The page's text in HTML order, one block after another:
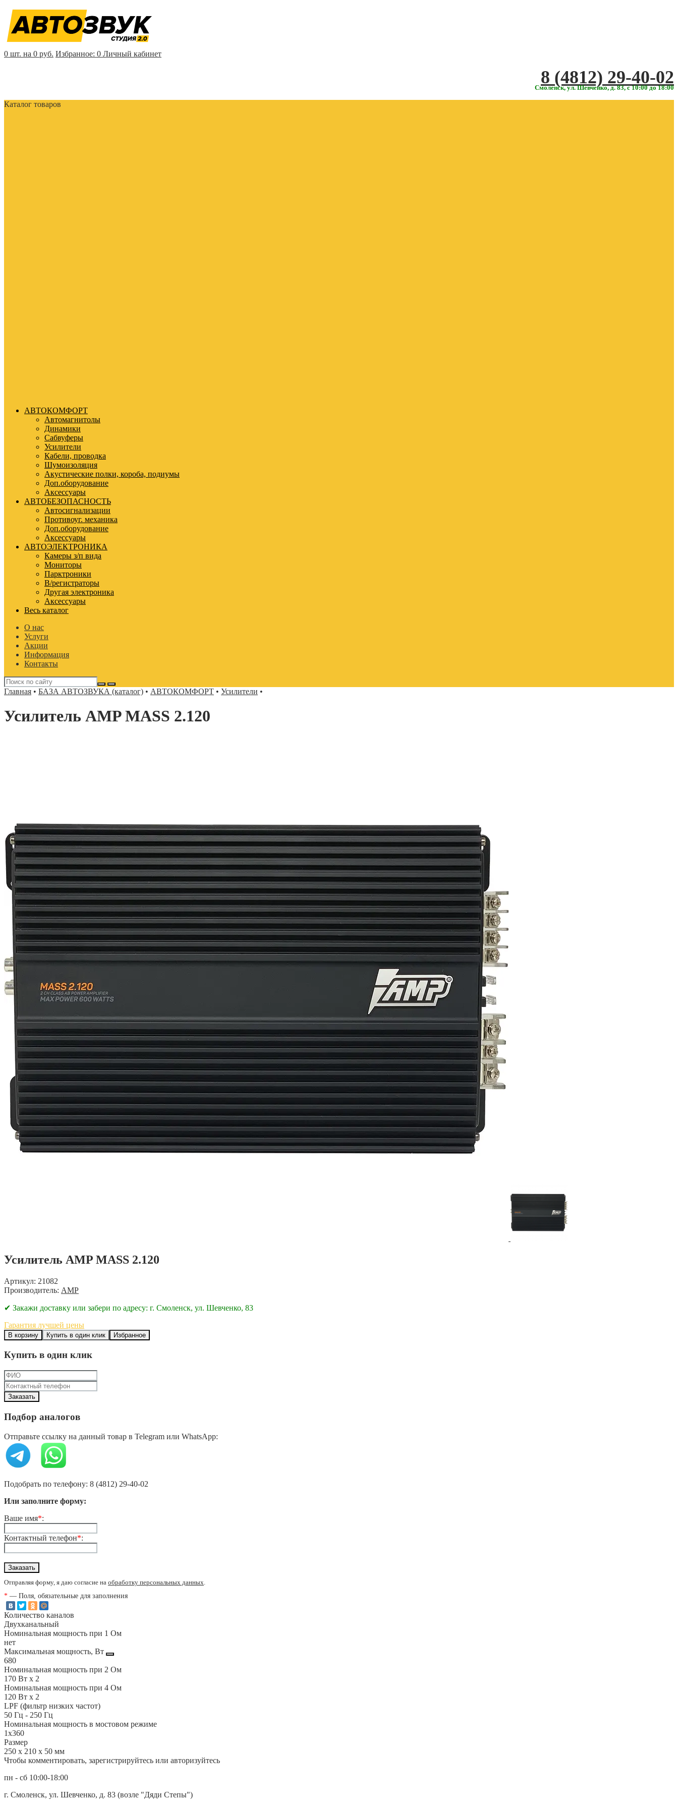
0 шт. на 0 руб. Избранное: 0 Личный кабинет
‎‎8 (4812) 29-40-02
Смоленск, ул. Шевченко, д. 83, с 10:00 до 18:00
Каталог товаров
АВТОКОМФОРТ
Автомагнитолы
Динамики
Сабвуферы
Усилители
Кабели, проводка
Шумоизоляция
Акустические полки, короба, подиумы
Доп.оборудование
Аксессуары
АВТОБЕЗОПАСНОСТЬ
Автосигнализации
Противоуг. механика
Доп.оборудование
Аксессуары
АВТОЭЛЕКТРОНИКА
Камеры з/п вида
Мониторы
Парктроники
В/регистраторы
Другая электроника
Аксессуары
Весь каталог
О нас
Услуги
Акции
Информация
Контакты
Главная • БАЗА АВТОЗВУКА (каталог) • АВТОКОМФОРТ • Усилители •
Усилитель AMP MASS 2.120
Усилитель AMP MASS 2.120
Артикул: 21082
Производитель: AMP
✔ Закажи доставку или забери по адресу: г. Смоленск, ул. Шевченко, 83
Гарантия лучшей цены
В корзину Купить в один клик Избранное
Купить в один клик
Подбор аналогов
Отправьте ссылку на данный товар в Telegram или WhatsApp:
Подобрать по телефону: 8 (4812) 29-40-02
Или заполните форму:
Ваше имя*:
Контактный телефон*:
Отправляя форму, я даю согласие на обработку персональных данных.
* — Поля, обязательные для заполнения
Количество каналов
Двухканальный
Номинальная мощность при 1 Ом
нет
Максимальная мощность, Вт
680
Номинальная мощность при 2 Ом
170 Вт x 2
Номинальная мощность при 4 Ом
120 Вт x 2
LPF (фильтр низких частот)
50 Гц - 250 Гц
Номинальная мощность в мостовом режиме
1х360
Размер
250 х 210 х 50 мм
Чтобы комментировать, зарегистрируйтесь или авторизуйтесь
пн - сб 10:00-18:00
г. Смоленск, ул. Шевченко, д. 83 (возле "Дяди Степы")